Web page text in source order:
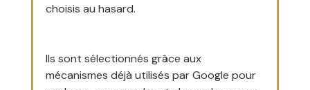
choisis au hasard.
Ils sont sélectionnés grâce aux
mécanismes déjà utilisés par Google pour